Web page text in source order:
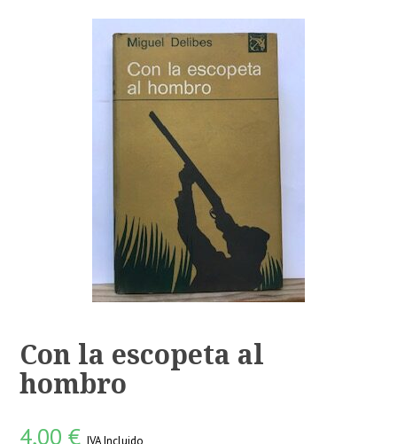
Con la escopeta al
hombro
4,00€ IVA Incluido